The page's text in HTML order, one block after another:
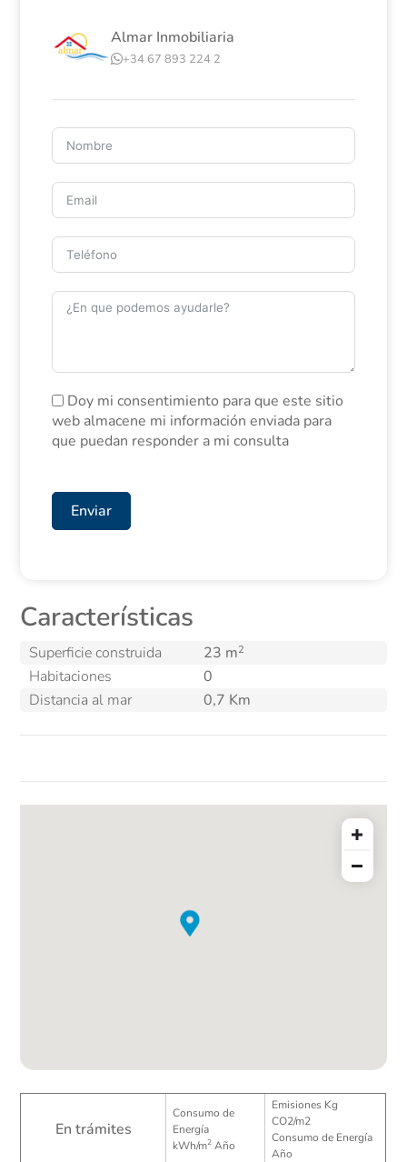
Comunidad: 86 € al trimestre.
Ubicado en una zona con alta demanda de
personal como para alquilar.
más información.
Almar Inmobiliaria
+34 67 893 224 2
Doy mi consentimiento para que este sitio
web almacene mi información enviada para
que puedan responder a mi consulta
Enviar
Características
Superficie construida 23 m2
Habitaciones
0
Distancia al mar
0,7 Km
En trámites
Consumo de
Energía
kWh/m2 Año
Emisiones Kg
CO2/m2
Consumo de Energía
Año